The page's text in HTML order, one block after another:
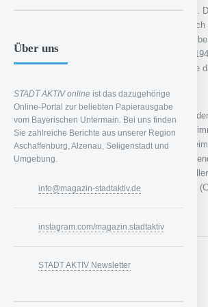
Vertriebene und es gab nicht genug zu essen.
bei Grass neben dem ersten Hunger, dem
und dem zweiten Hunger, dem nach dem
Hunger: Dem nach der Kunst. So begann er
Studium der Grafik und Bildhauerei und wurde
In seiner Autobiographie beschreibt Grass
Leben der damaligen Jugend, die diesen
hatte. Schwarzmarktzeiten, Leben in
Nächte bis hin zu einem Auftritt mit Jazz-
Amstrong im Düsseldorfer Club. Ein Buch
Am besten selbst einmal lesen. (wrü) // Foto:
Gepostet in:
Über uns
STADT AKTIV online ist das dazugehörige
Online-Portal zur beliebten Papierausgabe
vom Bayerischen Untermain. Bei uns finden
Sie zahlreiche Berichte aus unserer Region
Aschaffenburg, Alzenau, Seligenstadt und
Umgebung.
info@magazin-stadtaktiv.de
instagram.com/magazin.stadtaktiv
STADT AKTIV Newsletter